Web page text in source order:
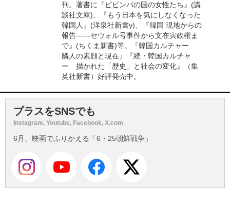
刊。著書に『ピビンバの国の女性たち』(講
談社文庫)、『もう日本を気にしなくなった
韓国人』(洋泉社新書y)、『韓国 現地からの
報告――セウォル号事件から文在寅政権ま
で』(ちくま新書)等。『韓国カルチャー
隣人の素顔と現在』『続・韓国カルチャ
ー 描かれた「歴史」と社会の変化』（集
英社新書）好評発売中。
プラスをSNSでも
Instagram, Youtube, Facebook, X.com
6月、映画でふりかえる「6・25朝鮮戦争」